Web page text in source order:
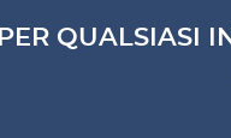
PER QUALSIASI